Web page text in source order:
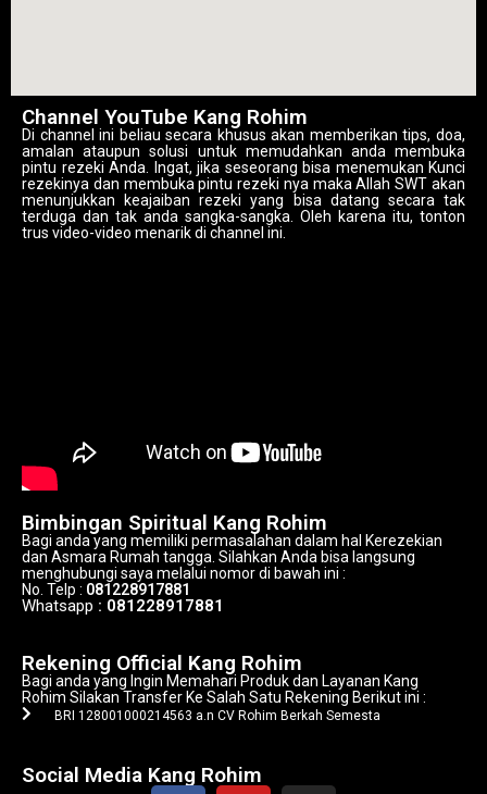
Channel YouTube Kang Rohim
Di channel ini beliau secara khusus akan memberikan tips, doa,
amalan ataupun solusi untuk memudahkan anda membuka
pintu rezeki Anda. Ingat, jika seseorang bisa menemukan Kunci
rezekinya dan membuka pintu rezeki nya maka Allah SWT akan
menunjukkan keajaiban rezeki yang bisa datang secara tak
terduga dan tak anda sangka-sangka. Oleh karena itu, tonton
trus video-video menarik di channel ini.
Bimbingan Spiritual Kang Rohim
Bagi anda yang memiliki permasalahan dalam hal Kerezekian
dan Asmara Rumah tangga. Silahkan Anda bisa langsung
menghubungi saya melalui nomor di bawah ini :
No. Telp : 081228917881
Whatsapp : 081228917881
Rekening Official Kang Rohim
Bagi anda yang Ingin Memahari Produk dan Layanan Kang
Rohim Silakan Transfer Ke Salah Satu Rekening Berikut ini :
BRI 128001000214563 a.n CV Rohim Berkah Semesta
Social Media Kang Rohim